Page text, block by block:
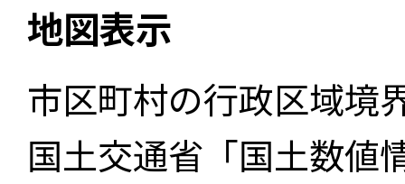
地図表示
市区町村の行政区域境
国土交通省「国土数値